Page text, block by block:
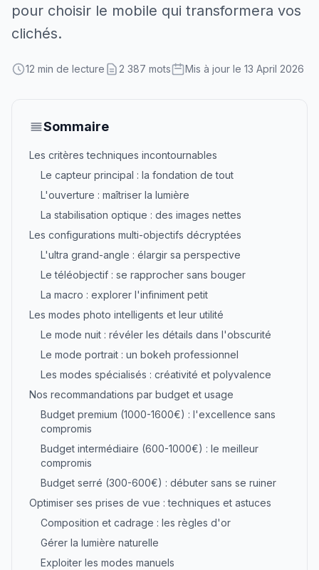
pour choisir le mobile qui transformera vos
clichés.
12 min de lecture 2 387 mots Mis à jour le 13 April 2026
Sommaire
Les critères techniques incontournables
Le capteur principal : la fondation de tout
L'ouverture : maîtriser la lumière
La stabilisation optique : des images nettes
Les configurations multi-objectifs décryptées
L'ultra grand-angle : élargir sa perspective
Le téléobjectif : se rapprocher sans bouger
La macro : explorer l'infiniment petit
Les modes photo intelligents et leur utilité
Le mode nuit : révéler les détails dans l'obscurité
Le mode portrait : un bokeh professionnel
Les modes spécialisés : créativité et polyvalence
Nos recommandations par budget et usage
Budget premium (1000-1600€) : l'excellence sans
compromis
Budget intermédiaire (600-1000€) : le meilleur
compromis
Budget serré (300-600€) : débuter sans se ruiner
Optimiser ses prises de vue : techniques et astuces
Composition et cadrage : les règles d'or
Gérer la lumière naturelle
Exploiter les modes manuels